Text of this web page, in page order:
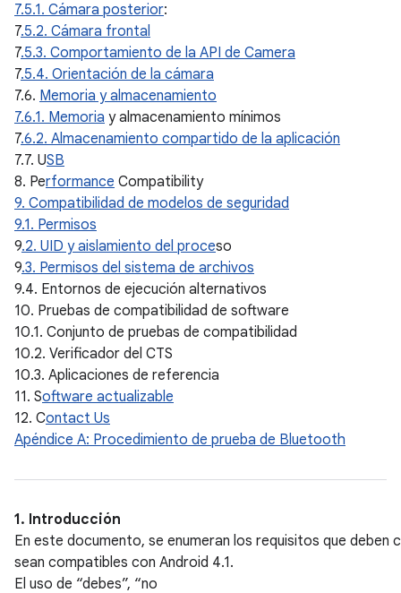
7.5.1. Cámara posterior:
7.5.2. Cámara frontal
7.5.3. Comportamiento de la API de Camera
7.5.4. Orientación de la cámara
7.6. Memoria y almacenamiento
7.6.1. Memoria y almacenamiento mínimos
7.6.2. Almacenamiento compartido de la aplicación
7.7. USB
8. Performance Compatibility
9. Compatibilidad de modelos de seguridad
9.1. Permisos
9.2. UID y aislamiento del proceso
9.3. Permisos del sistema de archivos
9.4. Entornos de ejecución alternativos
10. Pruebas de compatibilidad de software
10.1. Conjunto de pruebas de compatibilidad
10.2. Verificador del CTS
10.3. Aplicaciones de referencia
11. Software actualizable
12. Contact Us
Apéndice A: Procedimiento de prueba de Bluetooth
1. Introducción
En este documento, se enumeran los requisitos que deben
sean compatibles con Android 4.1.
El uso de “debes”, “no